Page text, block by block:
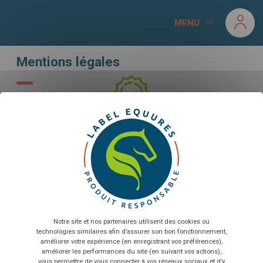
MENU
Mentions légales
CANDIDATER AU LABEL
© 2019 - Label EquuRES
Suivez-nous :
Mentions légalesPressePartenaires Contact
Sélectionnez nombre de salariés...
En envoyant le formulaire, vous acceptez que les
informations saisies soient exploitées dans le cadre de la
relation commerciale qui peut en découler
TÉLÉCHARGER
Notre site et nos partenaires utilisent des cookies ou
technologies similaires afin d’assurer son bon fonctionnement,
améliorer votre expérience (en enregistrant vos préférences),
améliorer les performances du site (en suivant vos actions),